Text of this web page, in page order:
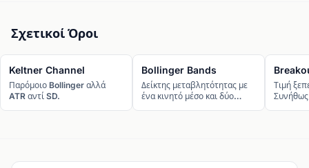
Σχετικοί Όροι
Keltner Channel
Παρόμοιο Bollinger αλλά
ATR αντί SD.
Bollinger Bands
Δείκτης μεταβλητότητας με
ένα κινητό μέσο και δύο
Τιμή